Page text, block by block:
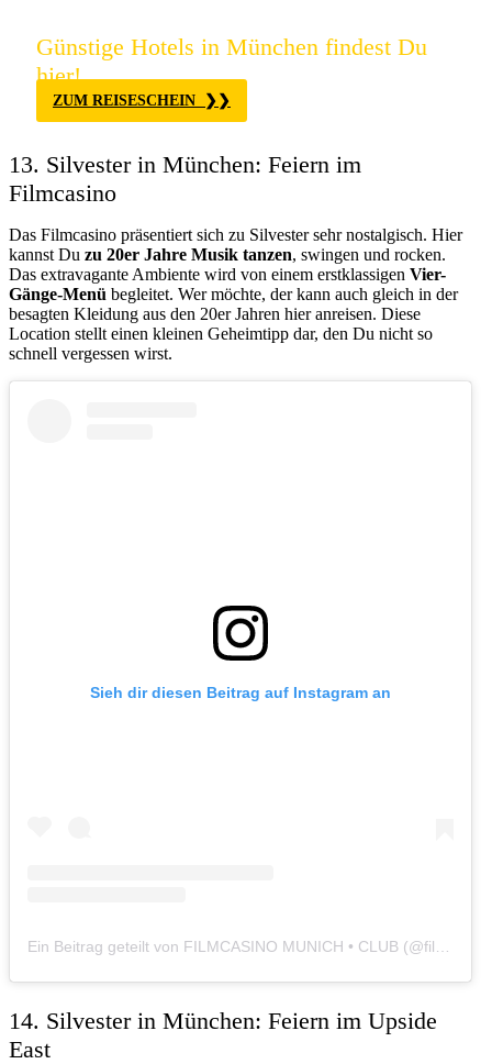
Günstige Hotels in München findest Du
hier!
ZUM REISESCHEIN
13. Silvester in München: Feiern im
Filmcasino
Das Filmcasino präsentiert sich zu Silvester sehr nostalgisch. Hier
kannst Du zu 20er Jahre Musik tanzen, swingen und rocken.
Das extravagante Ambiente wird von einem erstklassigen Vier-
Gänge-Menü begleitet. Wer möchte, der kann auch gleich in der
besagten Kleidung aus den 20er Jahren hier anreisen. Diese
Location stellt einen kleinen Geheimtipp dar, den Du nicht so
schnell vergessen wirst.
Sieh dir diesen Beitrag auf Instagram an
Ein Beitrag geteilt von FILMCASINO MUNICH • CLUB (@filmcasino_munich)
14. Silvester in München: Feiern im Upside
East